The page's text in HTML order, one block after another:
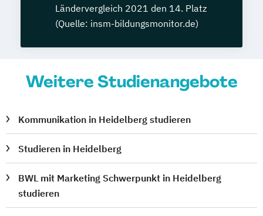
Ländervergleich 2021 den 14. Platz
(Quelle: insm-bildungsmonitor.de)
Weitere Studienangebote
Kommunikation in Heidelberg studieren
Studieren in Heidelberg
BWL mit Marketing Schwerpunkt in Heidelberg
studieren